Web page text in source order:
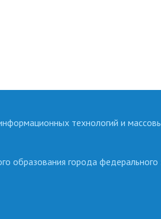
технологий и
образования города